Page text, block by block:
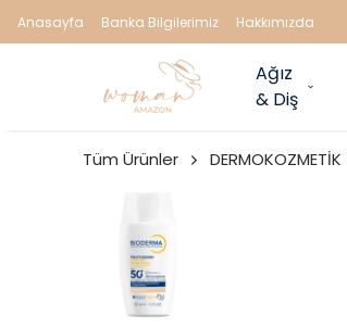
Anasayfa Banka Bilgilerimiz Hakkımızda
Ağız
& Diş
Tüm Ürünler DERMOKOZMETİK